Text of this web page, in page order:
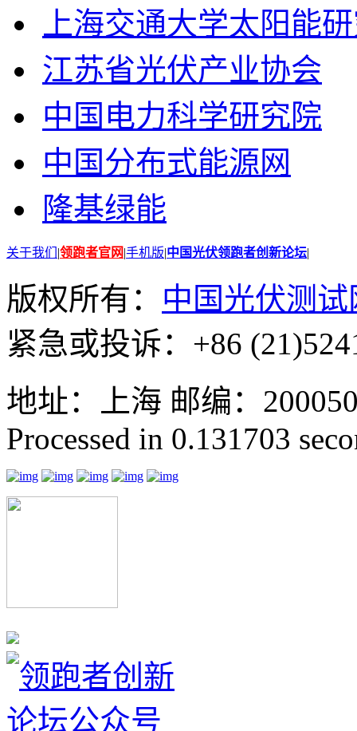
上海交通大学太阳能
江苏省光伏产业协会
中国电力科学研究院
中国分布式能源网
隆基绿能
关于我们 |领跑者官网|手机版|中国光伏领跑者创新论坛|
版权所有： 中国光伏测试
紧急或投诉：+86
地址：上海 邮编：
Processed in 0.131703